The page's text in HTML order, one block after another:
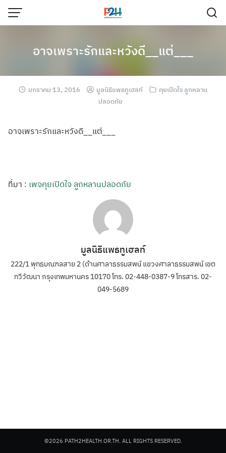
อาจเพราะรักและหวังดี__แต่___
มกราคม 13, 2016 มูลนิธิแพธทูเฮลท์
คุยเปิดใจ ลูกหลาน
ปลอดภัย
อาจเพราะรักและหวังดี__แต่___
ที่มา : เพจคุยเปิดใจ ลูกหลานปลอดภัย
มูลนิธิแพธทูเฮลท์
222/1 พุทธมณฑลสาย 2 (ด้านศาลาธรรมสพน์ แขวงศาลาธรรมสพน์ เขต
ทวีวัฒนา กรุงเทพมหานคร 10170 โทร. 02-448-0387-9 โทรสาร. 02-
049-5689
©2026 PATH2HEALTH.OR.TH. ALL RIGHTS RESERVED.